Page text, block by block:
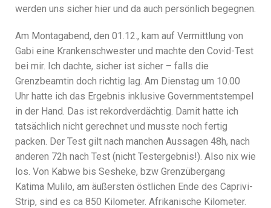
werden uns sicher hier und da auch persönlich begegnen.
Am Montagabend, den 01.12., kam auf Vermittlung von
Gabi eine Krankenschwester und machte den Covid-Test
bei mir. Ich dachte, sicher ist sicher – falls die
Grenzbeamtin doch richtig lag. Am Dienstag um 10.00
Uhr hatte ich das Ergebnis inklusive Governmentstempel
in der Hand. Das ist rekordverdächtig. Damit hatte ich
tatsächlich nicht gerechnet und musste noch fertig
packen. Der Test gilt nach manchen Aussagen 48h, nach
anderen 72h nach Test (nicht Testergebnis!). Also nix wie
los. Von Kabwe bis Sesheke, bzw Grenzübergang
Katima Mulilo, am äußersten östlichen Ende des Caprivi-
Strip, sind es ca 850 Kilometer. Afrikanische Kilometer.